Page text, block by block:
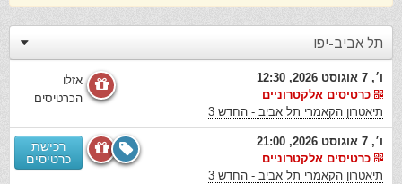
תל אביב-יפו
ו׳, 7 אוגוסט 2026, 12:30
כרטיסים אלקטרוניים
תיאטרון הקאמרי תל אביב - החדש 3
אזלו
הכרטיסים
ו׳, 7 אוגוסט 2026, 21:00
כרטיסים אלקטרוניים
תיאטרון הקאמרי תל אביב - החדש 3
רכישת
כרטיסים